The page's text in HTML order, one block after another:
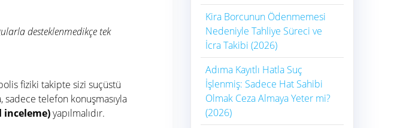
desteklenmedikçe tek
fiziki takipte sizi suçüstü
sadece telefon konuşmasıyla
inceleme)yapılmalıdır.
Kira Borcunun Ödenmemesi
Nedeniyle Tahliye Süreci ve
İcra Takibi (2026)
Adıma Kayıtlı Hatla Suç
İşlenmiş: Sadece Hat Sahibi
Olmak Ceza Almaya Yeter mi?
(2026)